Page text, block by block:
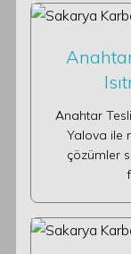
Anahtar
Yalova ile
çözümler